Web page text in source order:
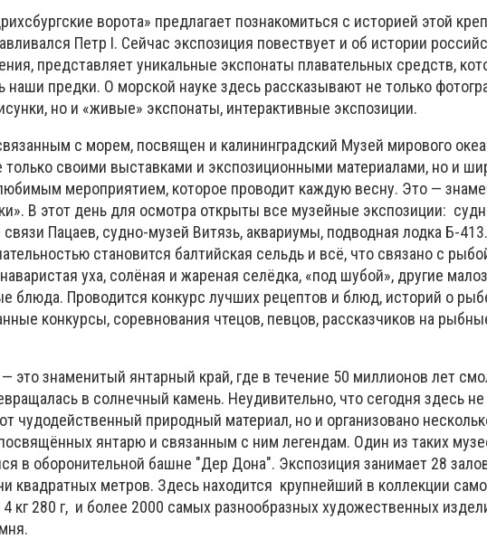
ворота» предлагает познакомиться с историей этой
Петр I. Сейчас экспозиция повествует и об истории
представляет уникальные экспонаты плавательных средств,
наши предки. О морской науке здесь рассказывают не только
но и «живые» экспонаты, интерактивные экспозиции.
с морем, посвящен и калининградский Музей мирового
только своими выставками и экспозиционными материалами, но и
мероприятием, которое проводит каждую весну. Это —
В этот день для осмотра открыты все музейные экспозиции:
Пацаев, судно-музей Витязь, аквариумы, подводная лодка Б-
становится балтийская сельдь и всё, что связано с
уха, солёная и жареная селёдка, «под шубой», другие
блюда. Проводится конкурс лучших рецептов и блюд, историй о
конкурсы, соревнования чтецов, певцов, рассказчиков на
это знаменитый янтарный край, где в течение 50 миллионов лет
в солнечный камень. Неудивительно, что сегодня здесь не
чудодейственный природный материал, но и организовано
янтарю и связанным с ним легендам. Один из таких
в оборонительной башне "Дер Дона". Экспозиция занимает 28
квадратных метров. Здесь находится крупнейший в коллекции
4 кг 280 г, и более 2000 самых разнообразных художественных